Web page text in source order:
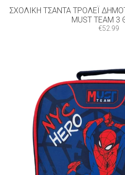
ΣΧΟΛΙΚΉ ΤΣΆΝΤΑ ΤΡΌΛΕΪ
MUST TEAM 3
€52.99